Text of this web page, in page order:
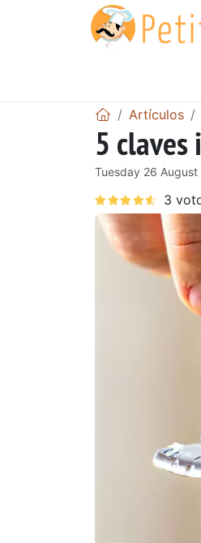
Artículos
5
Tuesday 26